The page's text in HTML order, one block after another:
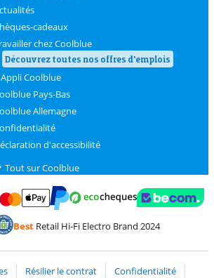
cadeaux
chez Coolblue
Découvrez toutes nos offres d'emplois
Coolblue
Pays-Bas
Allemagne
d'accessibilité
Tout sur Coolblue
et Visa via ClickToPay
Payer avec PayPal
BestRetail Hi-Fi Electro Brand 2024
Résilier le contrat
Confidentialité